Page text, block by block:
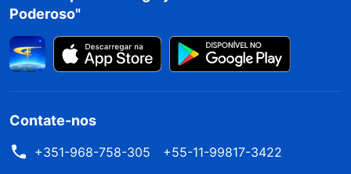
Poderoso"
Contate-nos
+351-968-758-305
+55-11-99817-3422